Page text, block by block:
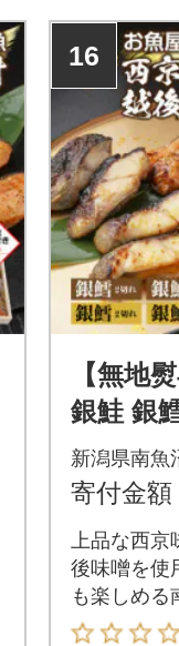
16
【無地
銀鮭 銀
漬け 味
切れ 新
新潟県南魚
寄付金額
上品な西
後味噌を使
も楽しめる
ット!